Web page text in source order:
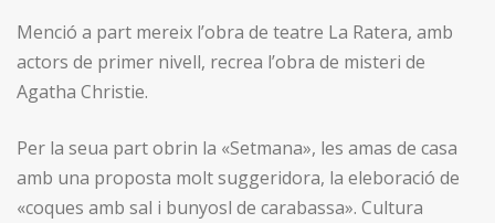
Menció a part mereix l’obra de teatre La Ratera, amb
actors de primer nivell, recrea l’obra de misteri de
Agatha Christie.
Per la seua part obrin la «Setmana», les amas de casa
amb una proposta molt suggeridora, la eleboració de
«coques amb sal i bunyosl de carabassa». Cultura